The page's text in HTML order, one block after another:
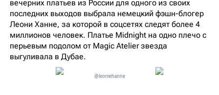
вечерних платьев из России для одного из своих
последних выходов выбрала немецкий фэшн-блогер
Леони Ханне, за которой в соцсетях следят более 4
миллионов человек. Платье Midnight на одно плечо с
перьевым подолом от Magic Atelier звезда
выгуливала в Дубае.
@leoniehanne